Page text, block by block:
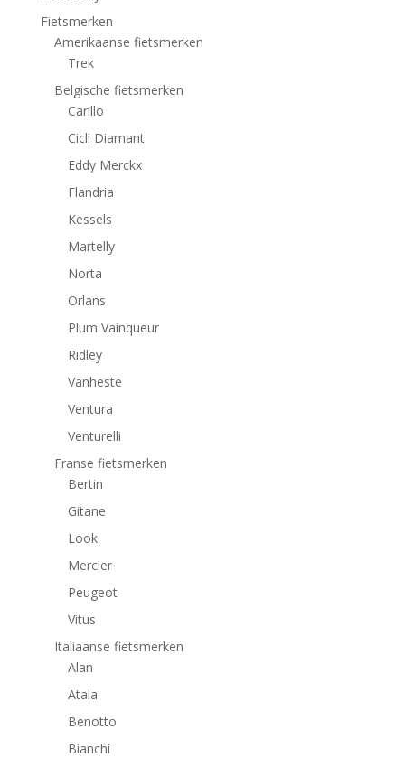
Fietsmerken
Amerikaanse fietsmerken
Trek
Belgische fietsmerken
Carillo
Cicli Diamant
Eddy Merckx
Flandria
Kessels
Martelly
Norta
Orlans
Plum Vainqueur
Ridley
Vanheste
Ventura
Venturelli
Franse fietsmerken
Bertin
Gitane
Look
Mercier
Peugeot
Vitus
Italiaanse fietsmerken
Alan
Atala
Benotto
Bianchi